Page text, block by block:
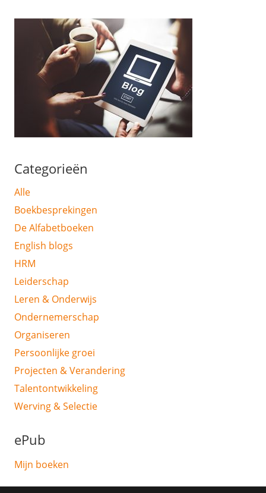
Categorieën
Alle
Boekbesprekingen
De Alfabetboeken
English blogs
HRM
Leiderschap
Leren & Onderwijs
Ondernemerschap
Organiseren
Persoonlijke groei
Projecten & Verandering
Talentontwikkeling
Werving & Selectie
ePub
Mijn boeken